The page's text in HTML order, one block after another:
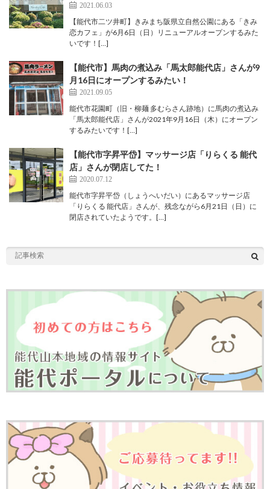
2021.06.03
【能代市二ツ井町】きみまち阪県立自然公園にある「きみ
恋カフェ」が6月6日（日）リニューアルオープンするみた
いです！[…]
【能代市】馬肉の煮込み「馬太郎能代店」さんが9
月16日にオープンするみたい！
2021.09.05
能代市花園町（旧・柳麺 多むらさん跡地）に馬肉の煮込み
「馬太郎能代店」さんが2021年9月16日（木）にオープン
するみたいです！[…]
【能代市字昇平岱】マッサージ店「りらくる 能代
店」さんが閉店してた！
2020.07.12
能代市字昇平岱（しょうへいだい）にあるマッサージ店
「りらくる 能代店」さんが、残念ながら6月21日（日）に
閉店されていたようです。[…]